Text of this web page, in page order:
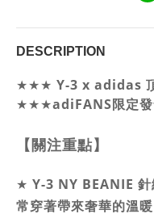
DESCRIPTION
★★★ Y-3 x adidas
★★★adiFANS限定
【關注重點】
★ Y-3 NY BEANIE
常穿著帶來奢華的溫